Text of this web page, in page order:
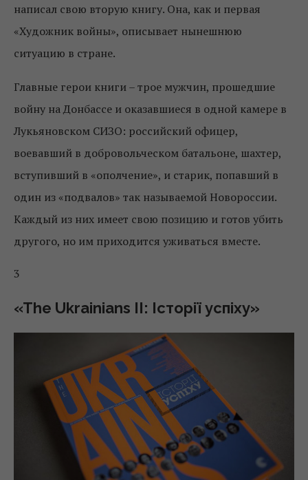
написал свою вторую книгу. Она, как и первая
«Художник войны», описывает нынешнюю
ситуацию в стране.
Главные герои книги – трое мужчин, прошедшие
войну на Донбассе и оказавшиеся в одной камере в
Лукьяновском СИЗО: российский офицер,
воевавший в добровольческом батальоне, шахтер,
вступивший в «ополчение», и старик, попавший в
один из «подвалов» так называемой Новороссии.
Каждый из них имеет свою позицию и готов убить
другого, но им приходится уживаться вместе.
3
«The Ukrainians II: Історії успіху»